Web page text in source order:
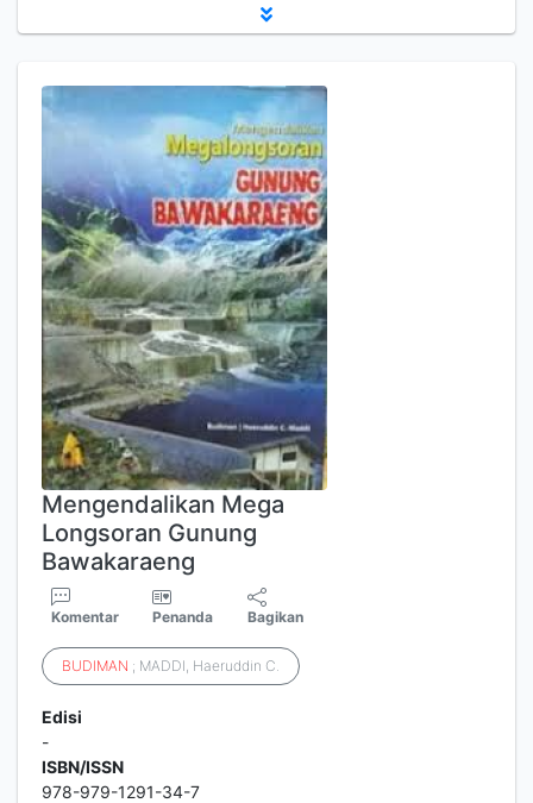
Mengendalikan Mega
Longsoran Gunung
Bawakaraeng
Komentar Penanda Bagikan
BUDIMAN ; MADDI, Haeruddin C.
Edisi
-
ISBN/ISSN
978-979-1291-34-7